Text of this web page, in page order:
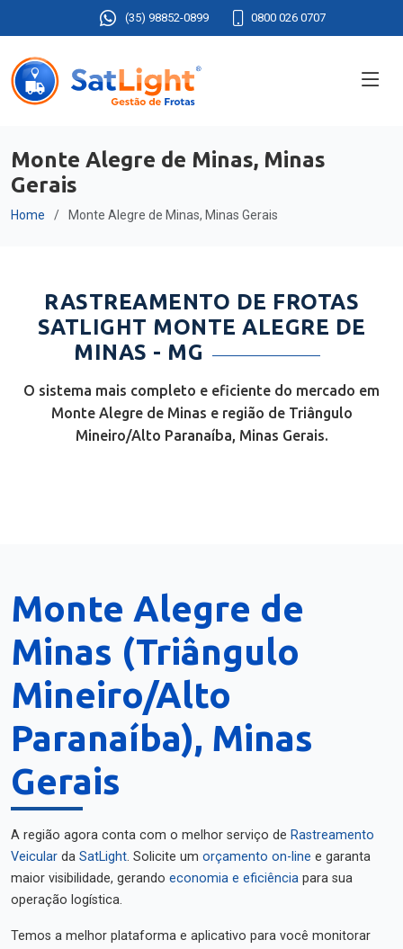
(35) 98852-0899 0800 026 0707
Monte Alegre de Minas, Minas
Gerais
Home Monte Alegre de Minas, Minas Gerais
RASTREAMENTO DE FROTAS
SATLIGHT MONTE ALEGRE DE
MINAS - MG
O sistema mais completo e eficiente do mercado em
Monte Alegre de Minas e região de Triângulo
Mineiro/Alto Paranaíba, Minas Gerais.
Monte Alegre de
Minas (Triângulo
Mineiro/Alto
Paranaíba), Minas
Gerais
A região agora conta com o melhor serviço de Rastreamento
Veicular da SatLight. Solicite um orçamento on-line e garanta
maior visibilidade, gerando economia e eficiência para sua
operação logística.
Temos a melhor plataforma e aplicativo para você monitorar